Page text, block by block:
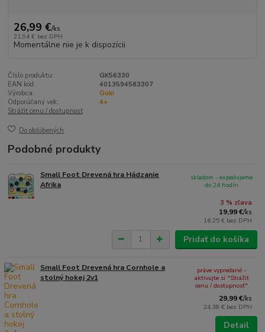
26,99 €/ks
21,94 € bez DPH
Momentálne nie je k dispozícii
Číslo produktu:
GK56330
EAN kód:
4013594563307
Výrobca:
Goki
Odporúčaný vek:
4+
Strážiť cenu / dostupnosť
Do obľúbených
Podobné produkty
Small Foot Drevená hra Hádzanie
Afrika
3 % zľava
19,99 €/ks
16,25 € bez DPH
skladom - expedujeme
do 24 hodín
Pridať do košíka
Small Foot Drevená hra Cornhole a
stolný hokej 2v1
29,99 €/ks
24,38 € bez DPH
práve vypredané -
aktivujte si "Strážiť
cenu / dostupnosť"
Detail